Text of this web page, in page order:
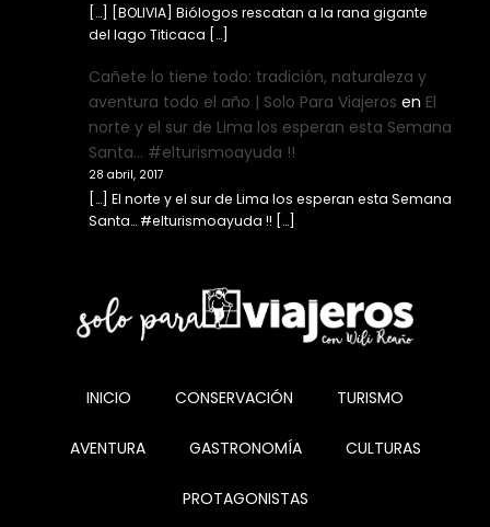
[…] [BOLIVIA] Biólogos rescatan a la rana gigante
del lago Titicaca […]
Cañete lo tiene todo: tradición, naturaleza y
aventura todo el año | Solo Para Viajeros en El
norte y el sur de Lima los esperan esta Semana
Santa… #elturismoayuda !!
28 abril, 2017
[…] El norte y el sur de Lima los esperan esta Semana
Santa… #elturismoayuda !! […]
INICIO CONSERVACIÓN TURISMO
AVENTURA GASTRONOMÍA CULTURAS
PROTAGONISTAS